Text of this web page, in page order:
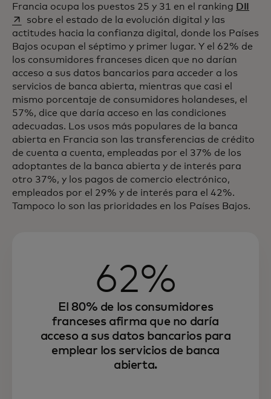
Francia ocupa los puestos 25 y 31 en el ranking DII
sobre el estado de la evolución digital y las
actitudes hacia la confianza digital, donde los Países
Bajos ocupan el séptimo y primer lugar. Y el 62% de
los consumidores franceses dicen que no darían
acceso a sus datos bancarios para acceder a los
servicios de banca abierta, mientras que casi el
mismo porcentaje de consumidores holandeses, el
57%, dice que daría acceso en las condiciones
adecuadas. Los usos más populares de la banca
abierta en Francia son las transferencias de crédito
de cuenta a cuenta, empleadas por el 37% de los
adoptantes de la banca abierta y de interés para
otro 37%, y los pagos de comercio electrónico,
empleados por el 29% y de interés para el 42%.
Tampoco lo son las prioridades en los Países Bajos.
62%
El 80% de los consumidores
franceses afirma que no daría
acceso a sus datos bancarios para
emplear los servicios de banca
abierta.